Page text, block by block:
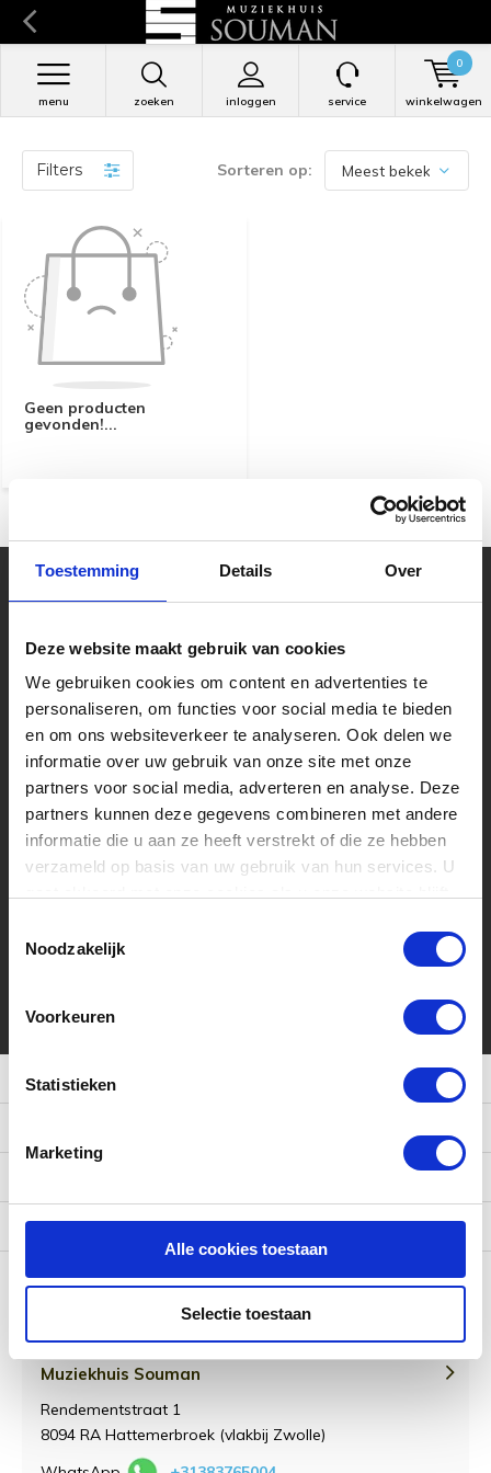
Toestemming Details Over
Deze website maakt gebruik van cookies
We gebruiken cookies om content en advertenties te
personaliseren, om functies voor social media te bieden
en om ons websiteverkeer te analyseren. Ook delen we
informatie over uw gebruik van onze site met onze
partners voor social media, adverteren en analyse. Deze
partners kunnen deze gegevens combineren met andere
informatie die u aan ze heeft verstrekt of die ze hebben
verzameld op basis van uw gebruik van hun services. U
Noodzakelijk
Voorkeuren
Statistieken
Marketing
Alle cookies toestaan
Selectie toestaan
zoeken inloggen
menu service winkelwagen
0
Filters Sorteren op:
Geen producten
gevonden!...
Souman is zeker met de tijd mee gegaan!
onze muziekwinkel van 2000m2 vlakbij
Zwolle. Laat u adviseren over een nieuwe
piano of test zelf één van de speelklare
gitaren.
Volg ons
Ontvang de nieuwste aanbiedingen en
Abonneer
* Lees hier de wettelijke beperkingen
Meer informatie
Categorieën
Contact
Muziekhuis Souman
Rendementstraat 1
8094 RA Hattemerbroek (vlakbij Zwolle)